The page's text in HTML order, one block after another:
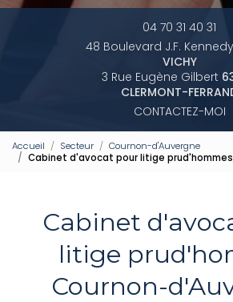
04 70 31 40 31
48 Boulevard J.F. Kennedy
VICHY
3 Rue Eugène Gilbert
CLERMONT-
CONTACTEZ-MOI
Accueil Secteur
Cournon-d'Auvergne
Cabinet d'avocat pour litige
Cabinet
litige
Cournon-